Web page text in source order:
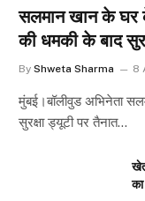
सलमान खान के घर के
की धमकी के बाद
By Shweta Sharma 8
मुंबई।बॉलीवुड अभिनेता
सुरक्षा ड्यूटी पर तैनात…